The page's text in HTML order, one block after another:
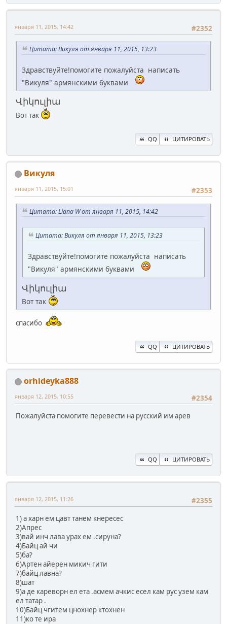
#2352
января 11, 2015, 14:42
Цитата: Викуля от января 11, 2015, 13:23
Здравствуйте!помогите пожалуйста написать
"Викуля" армянскими буквами
Վիկուլիա
Вот так
QQ ЦИТИРОВАТЬ
Викуля
#2353
января 11, 2015, 15:01
Цитата: Liana W от января 11, 2015, 14:42
Цитата: Викуля от января 11, 2015, 13:23
Здравствуйте!помогите пожалуйста написать
"Викуля" армянскими буквами
Վիկուլիա
Вот так
спасибо
QQ ЦИТИРОВАТЬ
orhideyka888
#2354
января 12, 2015, 10:55
Пожалуйста помогите перевести на русский им арев
QQ ЦИТИРОВАТЬ
#2355
января 12, 2015, 11:26
1) а харн ем цавт танем кнересес
2)Апрес
3)вай инч лава урах ем .сируна?
4)Байц ай чи
5)ба?
6)Артен айерен микич гити
7)байц лавна?
8)шат
9)а де кареворн ел ета .асмем ачкис есел кам рус узем кам
ел татар .
10)Байц чгитем цнохнер ктохнен
11)ко те ира